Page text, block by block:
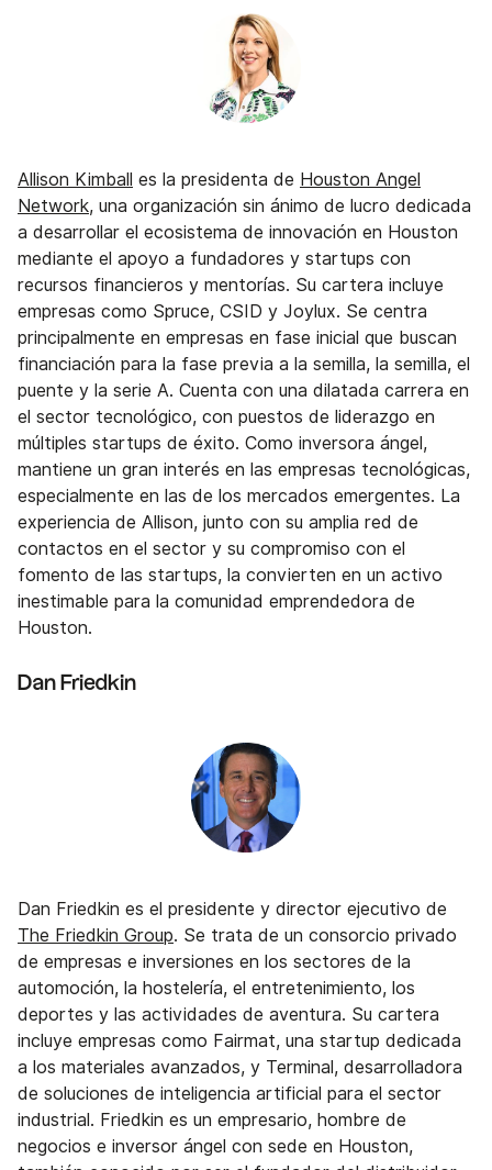
Allison Kimball es la presidenta de Houston Angel
Network, una organización sin ánimo de lucro dedicada
a desarrollar el ecosistema de innovación en Houston
mediante el apoyo a fundadores y startups con
recursos financieros y mentorías. Su cartera incluye
empresas como Spruce, CSID y Joylux. Se centra
principalmente en empresas en fase inicial que buscan
financiación para la fase previa a la semilla, la semilla, el
puente y la serie A. Cuenta con una dilatada carrera en
el sector tecnológico, con puestos de liderazgo en
múltiples startups de éxito. Como inversora ángel,
mantiene un gran interés en las empresas tecnológicas,
especialmente en las de los mercados emergentes. La
experiencia de Allison, junto con su amplia red de
contactos en el sector y su compromiso con el
fomento de las startups, la convierten en un activo
inestimable para la comunidad emprendedora de
Houston.
Dan Friedkin
Dan Friedkin es el presidente y director ejecutivo de
The Friedkin Group. Se trata de un consorcio privado
de empresas e inversiones en los sectores de la
automoción, la hostelería, el entretenimiento, los
deportes y las actividades de aventura. Su cartera
incluye empresas como Fairmat, una startup dedicada
a los materiales avanzados, y Terminal, desarrolladora
de soluciones de inteligencia artificial para el sector
industrial. Friedkin es un empresario, hombre de
negocios e inversor ángel con sede en Houston,